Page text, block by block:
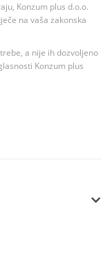
Konzum plus d.o.o.
na vaša zakonska
a nije ih dozvoljeno
Konzum plus